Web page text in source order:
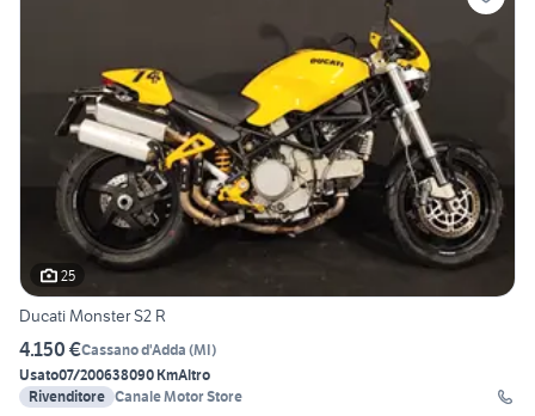
25
Ducati Monster S2 R
4.150 €Cassano d'Adda (MI)
Usato07/200638090 KmAltro
Rivenditore Canale Motor Store